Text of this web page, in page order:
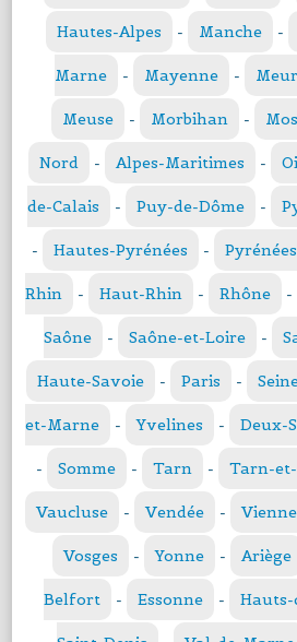
Hautes-Alpes - Manche -
Marne - Mayenne -
Meuse - Morbihan -
Nord - Alpes-Maritimes -
de-Calais - Puy-de-Dôme -
- Hautes-Pyrénées -
Rhin - Haut-Rhin - Rhône -
Saône - Saône-et-Loire -
Haute-Savoie - Paris -
et-Marne - Yvelines - Deux-
- Somme - Tarn - Tarn-
Vaucluse - Vendée - Vienne
Vosges - Yonne - Ariège
Belfort - Essonne - Hauts-